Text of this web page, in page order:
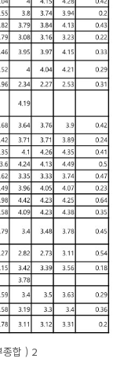
종합 ) 2